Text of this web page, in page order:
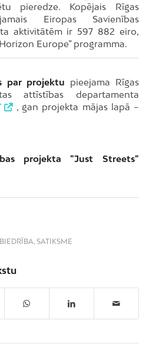
pieredze. Kopējais Rīgas
Eiropas Savienības
aktivitātēm ir 597 882 eiro,
Europe” programma.
par projektu pieejama Rīgas
attīstības departamenta
, gan projekta mājas lapā –
, SATIKSME